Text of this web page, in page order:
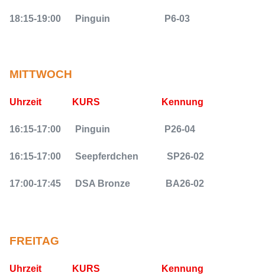
18:15-19:00 Pinguin P6-03
MITTWOCH
Uhrzeit KURS Kennung
16:15-17:00 Pinguin P26-04
16:15-17:00 Seepferdchen SP26-02
17:00-17:45 DSA Bronze BA26-02
FREITAG
Uhrzeit KURS Kennung